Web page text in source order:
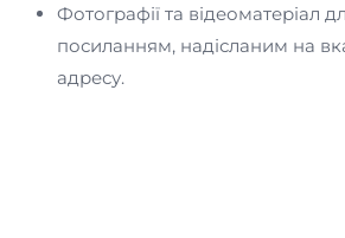
Фотографії та відеоматеріал
посиланням, надісланим на
адресу.